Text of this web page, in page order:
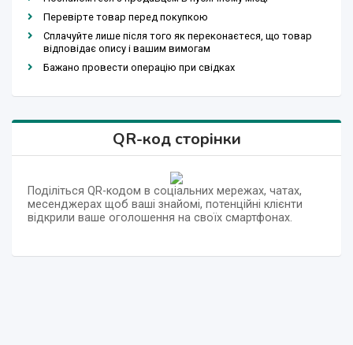
Перевірте товар перед покупкою
Сплачуйте лише після того як переконаєтеся, що товар
відповідає опису і вашим вимогам
Бажано провести операцію при свідках
QR-код сторінки
Поділіться QR-кодом в соціальних мережах, чатах,
месенджерах щоб ваші знайомі, потенційні клієнти
відкрили ваше оголошення на своїх смартфонах.